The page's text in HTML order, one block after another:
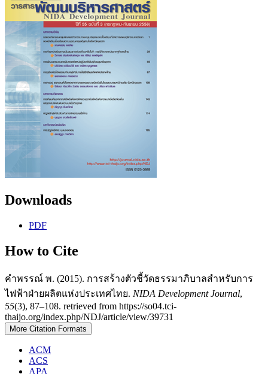
Downloads
PDF
How to Cite
คำพรรณ์ พ. (2015). การสร้างตัวชี้วัดธรรมาภิบาลสำหรับการ
ไฟฟ้าฝ่ายผลิตแห่งประเทศไทย. NIDA Development Journal,
55(3), 87–108. retrieved from https://so04.tci-
thaijo.org/index.php/NDJ/article/view/39731
More Citation Formats
ACM
ACS
APA